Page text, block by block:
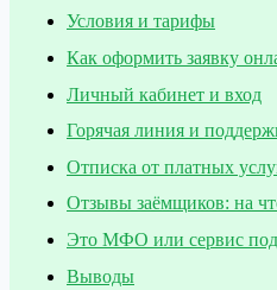
Условия и тарифы
Как оформить заявку
Личный кабинет и вход
Горячая линия и
Отписка от платных
Отзывы заёмщиков: на
Это МФО или сервис
Выводы